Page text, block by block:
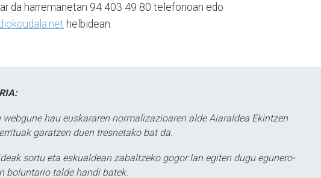
da harremanetan 94 403 49 80 telefonoan edo
helbidean.
hau euskararen normalizazioaren alde Aiaraldea Ekintzen
garatzen duen tresnetako bat da.
sortu eta eskualdean zabaltzeko gogor lan egiten dugu egunero-
boluntario talde handi batek.